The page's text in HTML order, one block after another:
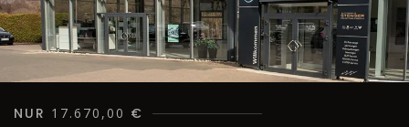
NUR 17.670,00 €